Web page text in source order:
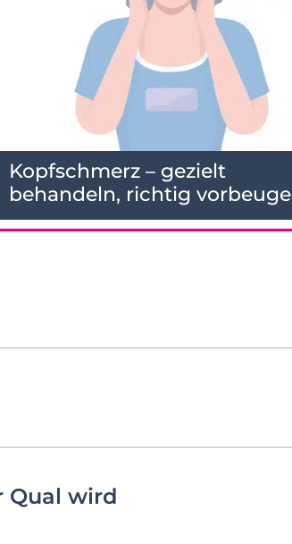
Kopfschmerz – gezielt
behandeln, richtig
Qual wird